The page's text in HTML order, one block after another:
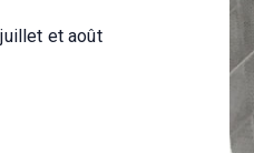
et août